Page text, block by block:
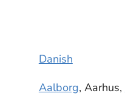
Danish
Aalborg, Aarhus,